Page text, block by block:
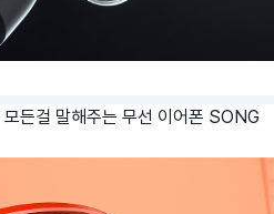
든걸 말해주는 무선 이어폰 SONG